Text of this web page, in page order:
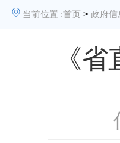
当前位置 :首页 > 政府信
《